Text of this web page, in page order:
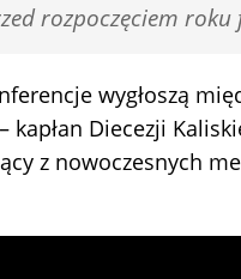
rozpoczęciem roku
wygłoszą
kapłan Diecezji
z nowoczesnych